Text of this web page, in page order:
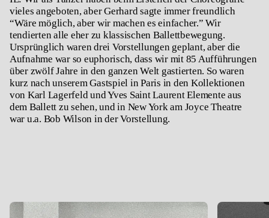
vieles angeboten, aber Gerhard sagte immer freundlich
“Wäre möglich, aber wir machen es einfacher.” Wir
tendierten alle eher zu klassischen Ballettbewegung.
Ursprünglich waren drei Vorstellungen geplant, aber die
Aufnahme war so euphorisch, dass wir mit 85 Aufführungen
über zwölf Jahre in den ganzen Welt gastierten. So waren
kurz nach unserem Gastspiel in Paris in den Kollektionen
von Karl Lagerfeld und Yves Saint Laurent Elemente aus
dem Ballett zu sehen, und in New York am Joyce Theatre
war u.a. Bob Wilson in der Vorstellung.